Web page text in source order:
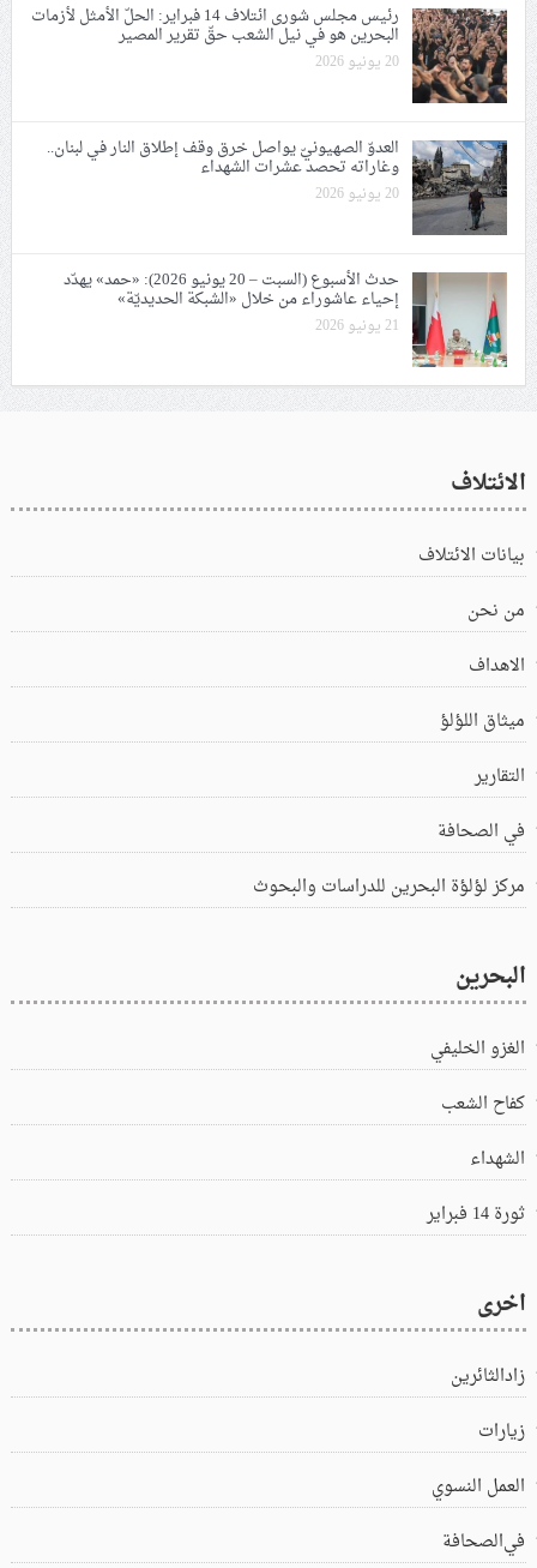
رئيس مجلس شورى ائتلاف 14 فبراير: الحلّ الأمثل لأزمات
البحرين هو في نيل الشعب حقّ تقرير المصير
20 يونيو 2026
العدوّ الصهيونيّ يواصل خرق وقف إطلاق النار في لبنان..
وغاراته تحصد عشرات الشهداء
20 يونيو 2026
حدث الأسبوع (السبت – 20 يونيو 2026): «حمد» يهدّد
إحياء عاشوراء من خلال «الشبكة الحديديّة»
21 يونيو 2026
الائتلاف
بيانات الائتلاف
من نحن
الاهداف
ميثاق اللؤلؤ
التقارير
في الصحافة
مركز لؤلؤة البحرين للدراسات والبحوث
البحرين
الغزو الخليفي
كفاح الشعب
الشهداء
ثورة 14 فبراير
اخرى
زادالثائرين
زيارات
العمل النسوي
في‌الصحافة